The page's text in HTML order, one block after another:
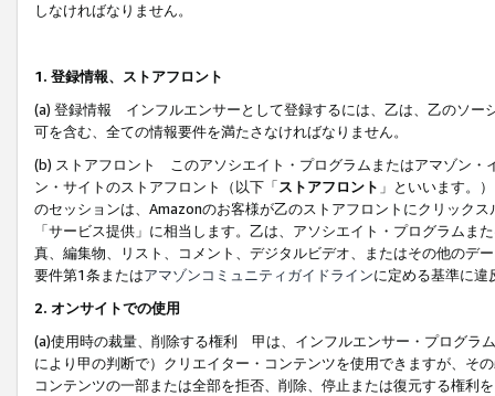
しなければなりません。
1. 登録情報、ストアフロント
(a) 登録情報 インフルエンサーとして登録するには、乙は、乙のソー
可を含む、全ての情報要件を満たさなければなりません。
(b) ストアフロント このアソシエイト・プログラムまたはアマゾン・
ン・サイトのストアフロント（以下「ストアフロント 」といいます。
のセッションは、Amazonのお客様が乙のストアフロントにクリック
「サービス提供」に相当します。乙は、アソシエイト・プログラム
真、編集物、リスト、コメント、デジタルビデオ、またはその他のデ
要件第1条またはアマゾンコミュニティガイドラインに定める基準に違
2. オンサイトでの使用
(a)使用時の裁量、削除する権利 甲は、インフルエンサー・プログラ
により甲の判断で）クリエイター・コンテンツを使用できますが、そ
コンテンツの一部または全部を拒否、削除、停止または復元する権利